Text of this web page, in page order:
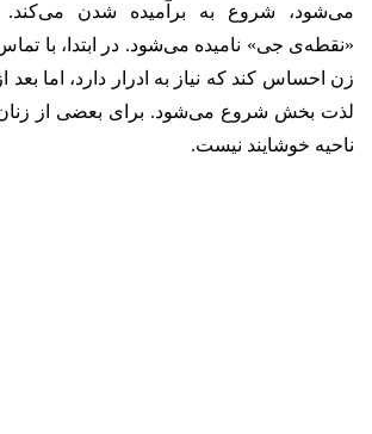
می‌شود، شروع به برآمیده شدن می‌کند.
«نقطه‌ی جی» نامیده می‌شود. در ابتدا، با
زن احساس کند که نیاز به ادرار دارد، اما بعد
لذت بخش شروع می‌شود. برای بعضی از
ناحیه خوشایند نیست.